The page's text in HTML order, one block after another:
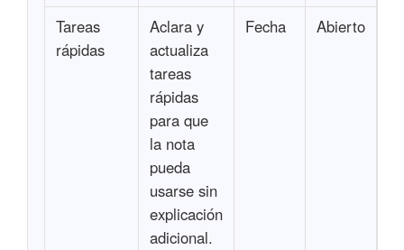
Tareas
rápidas
Aclara y
actualiza
tareas
rápidas
para que
la nota
pueda
usarse sin
explicación
adicional.
Fecha Abierto